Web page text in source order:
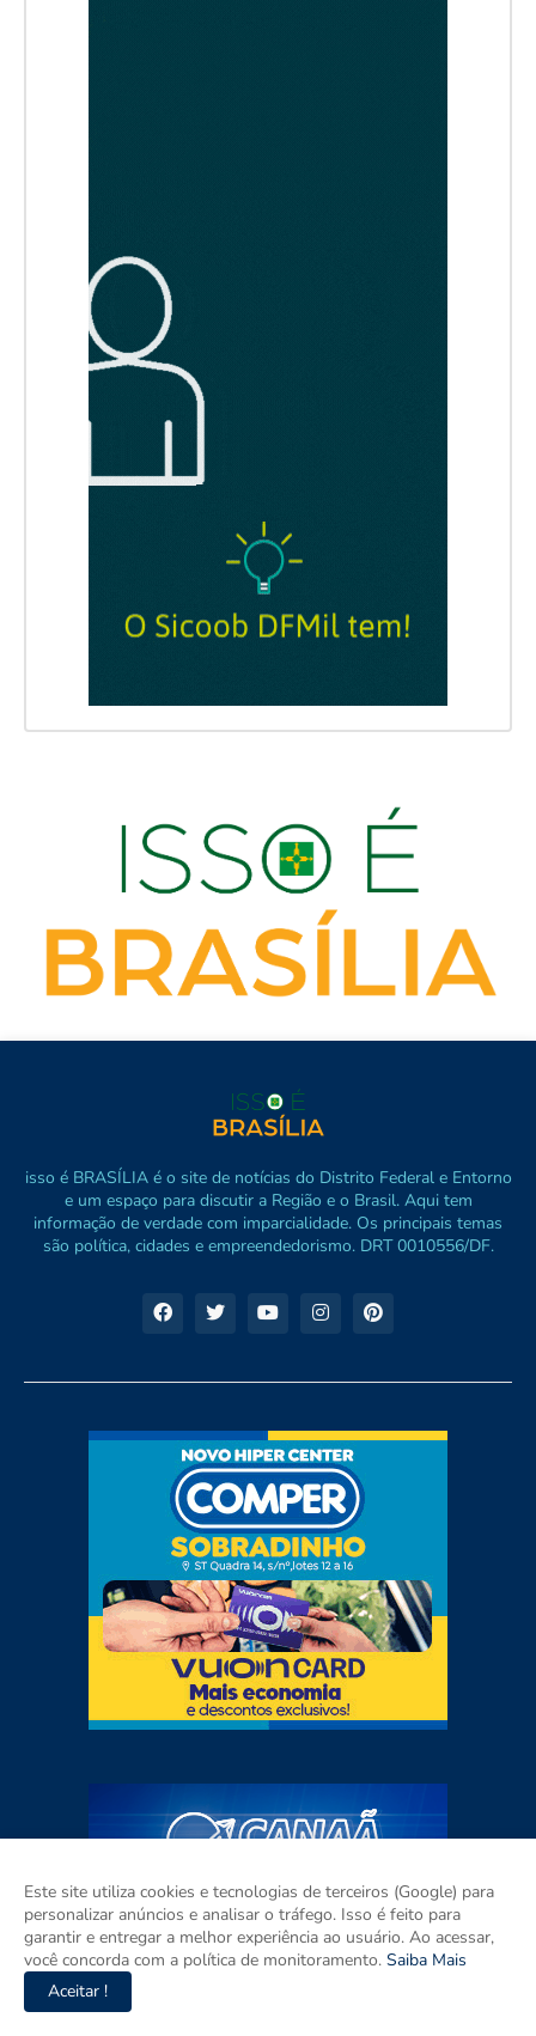
isso é BRASÍLIA é o site de notícias do Distrito Federal e Entorno
e um espaço para discutir a Região e o Brasil. Aqui tem
informação de verdade com imparcialidade. Os principais temas
são política, cidades e empreendedorismo. DRT 0010556/DF.
Este site utiliza cookies e tecnologias de terceiros (Google) para
personalizar anúncios e analisar o tráfego. Isso é feito para
garantir e entregar a melhor experiência ao usuário. Ao acessar,
você concorda com a política de monitoramento. Saiba Mais
Aceitar !